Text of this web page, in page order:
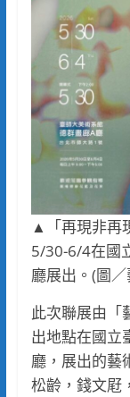
▲「再現非再
5/30-6/4在國
廳展出。(圖
此次聯展由「
出地點在國立
廳，展出的藝
松齡，錢文屘